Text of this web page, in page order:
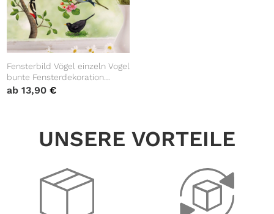
Fensterbild Vögel einzeln Vogel
bunte Fensterdekoration
wiederverwendbare
ab13,90€
UNSERE VORTEILE